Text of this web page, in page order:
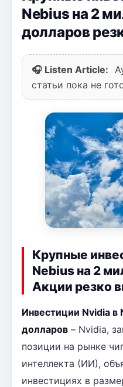
Nebius на 2
долларов
🎧 Listen Article:
статьи пока не
Крупные
Nebius на 2
Акции резко
Инвестиции Nvidia в
долларов – Nvidia,
позиции на рынке
интеллекта (ИИ),
инвестициях в